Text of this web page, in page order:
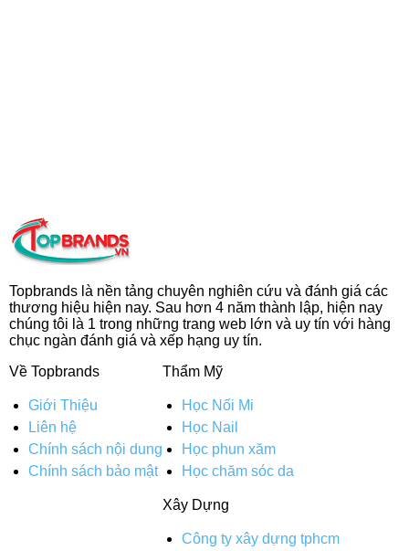
Topbrands là nền tảng chuyên nghiên cứu và đánh giá các
thương hiệu hiện nay. Sau hơn 4 năm thành lập, hiện nay
chúng tôi là 1 trong những trang web lớn và uy tín với hàng
chục ngàn đánh giá và xếp hạng uy tín.
Về Topbrands
Giới Thiệu
Liên hệ
Chính sách nội dung
Chính sách bảo mật
Thẩm Mỹ
Học Nối Mi
Học Nail
Học phun xăm
Học chăm sóc da
Xây Dựng
Công ty xây dựng tphcm